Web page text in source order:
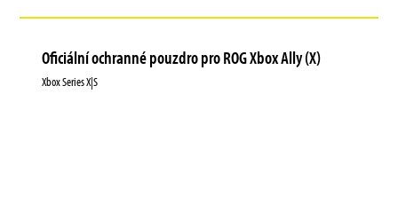
Oficiální ochranné pouzdro pro ROG Xbox Ally (X)
Xbox Series X|S